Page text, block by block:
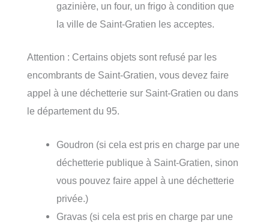
gazinière, un four, un frigo à condition que
la ville de Saint-Gratien les acceptes.
Attention : Certains objets sont refusé par les
encombrants de Saint-Gratien, vous devez faire
appel à une déchetterie sur Saint-Gratien ou dans
le département du 95.
Goudron (si cela est pris en charge par une
déchetterie publique à Saint-Gratien, sinon
vous pouvez faire appel à une déchetterie
privée.)
Gravas (si cela est pris en charge par une